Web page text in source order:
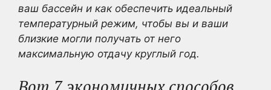
ваш бассейн и как обеспечить идеальный
температурный режим, чтобы вы и ваши
близкие могли получать от него
максимальную отдачу круглый год.